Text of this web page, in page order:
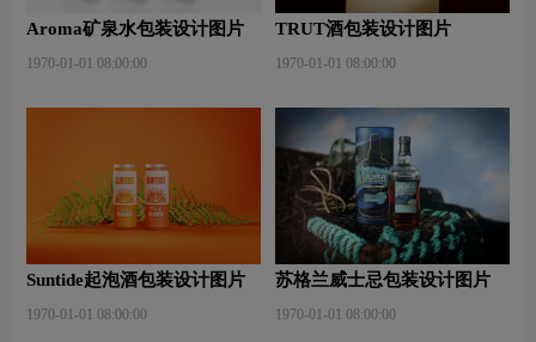
Aroma矿泉水包装设计图片
1970-01-01 08:00:00
TRUT酒包装设计图片
1970-01-01 08:00:00
Suntide起泡酒包装设计图片
1970-01-01 08:00:00
苏格兰威士忌包装设计图片
1970-01-01 08:00:00